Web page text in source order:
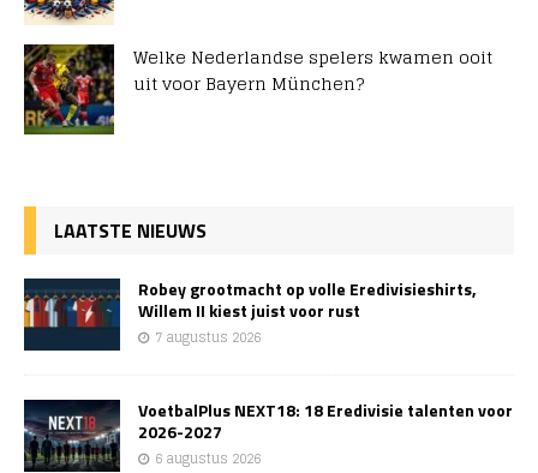
Welke Nederlandse spelers kwamen ooit
uit voor Bayern München?
LAATSTE NIEUWS
Robey grootmacht op volle Eredivisieshirts,
Willem II kiest juist voor rust
7 augustus 2026
VoetbalPlus NEXT18: 18 Eredivisie talenten voor
2026-2027
6 augustus 2026